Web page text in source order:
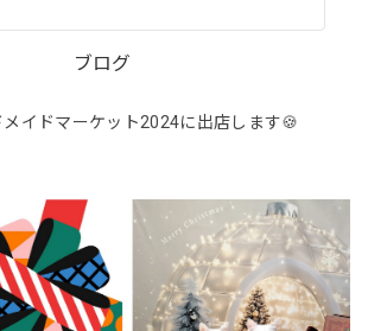
ブログ
イドマーケット2024に出店します🍪